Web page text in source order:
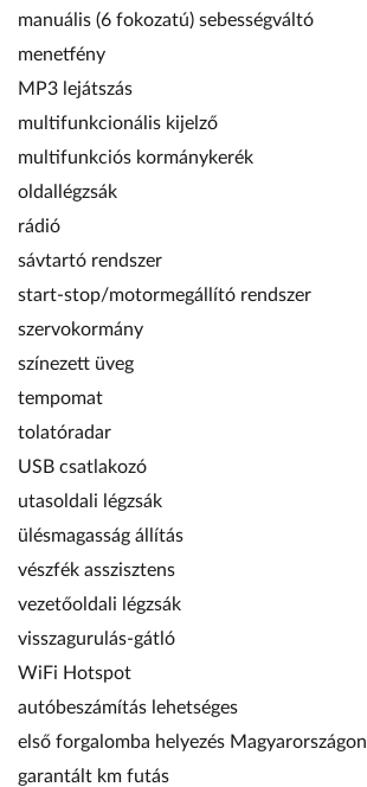
manuális (6 fokozatú) sebességváltó
menetfény
MP3 lejátszás
multifunkcionális kijelző
multifunkciós kormánykerék
oldallégzsák
rádió
sávtartó rendszer
start-stop/motormegállító rendszer
szervokormány
színezett üveg
tempomat
tolatóradar
USB csatlakozó
utasoldali légzsák
ülésmagasság állítás
vészfék asszisztens
vezetőoldali légzsák
visszagurulás-gátló
WiFi Hotspot
autóbeszámítás lehetséges
első forgalomba helyezés Magyarországon
garantált km futás